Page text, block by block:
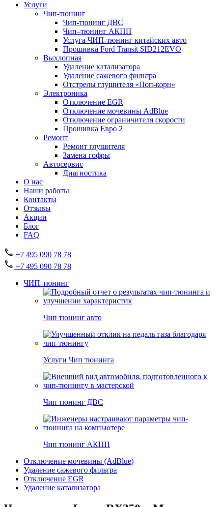
Услуги
Чип-тюнинг
Чип-тюнинг ДВС
Чип–тюнинг АКПП
Услуга ЧИП-тюнинг китайских авто
Прошивка Ford Transit SID212EVO
Выхлопная
Удаление катализатора
Удаление сажевого фильтра
Отстрелы глушителя «Поп-корн»
Электроника
Отключение EGR
Отключение мочевины AdBlue
Отключение ограничителя скорости
Прошивка Евро 2
Ремонт
Ремонт глушителя
Замена гофры
Автосервис
Диагностика
О нас
Наши работы
Контакты
Отзывы
Акции
Блог
FAQ
+7 495 090 78 78
+7 495 090 78 78
ЧИП-тюнинг
Чип тюнинг авто
Услуги Чип тюнинга
Чип тюнинг ДВС
Чип тюнинг АКПП
Отключение мочевины (AdBlue)
Удаление сажевого фильтра
Отключение EGR
Удаление катализатора